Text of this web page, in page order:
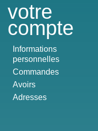
votre
compte
Informations
personnelles
Commandes
Avoirs
Adresses